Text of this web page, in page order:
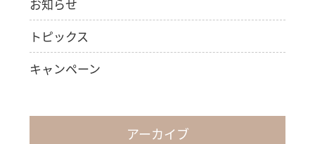
お知らせ
トピックス
キャンペーン
アーカイブ